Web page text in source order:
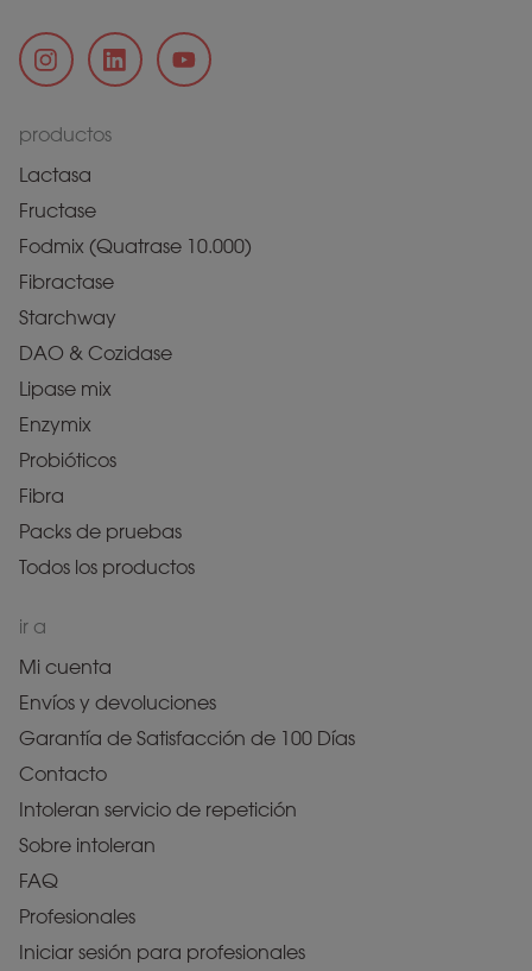
productos
Lactasa
Fructase
Fodmix (Quatrase 10.000)
Fibractase
Starchway
DAO & Cozidase
Lipase mix
Enzymix
Probióticos
Fibra
Packs de pruebas
Todos los productos
ir a
Mi cuenta
Envíos y devoluciones
Garantía de Satisfacción de 100 Días
Contacto
Intoleran servicio de repetición
Sobre intoleran
FAQ
Profesionales
Iniciar sesión para profesionales